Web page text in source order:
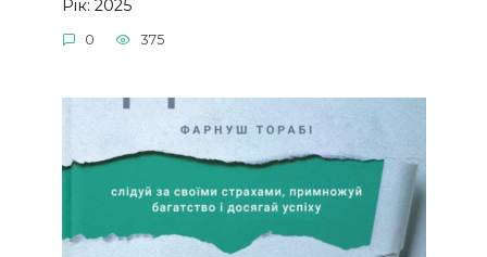
Рік: 2025
0 375